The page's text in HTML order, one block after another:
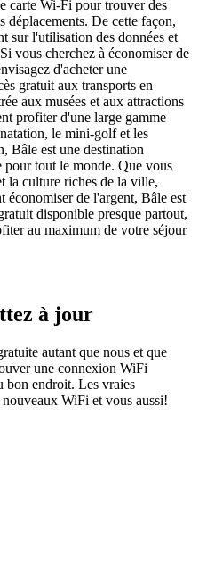
carte Wi-Fi pour trouver des
déplacements. De cette façon,
sur l'utilisation des données et
vous cherchez à économiser de
d'acheter une
gratuit aux transports en
aux musées et aux attractions
profiter d'une large gamme
le mini-golf et les
Bâle est une destination
tout le monde. Que vous
la culture riches de la ville,
économiser de l'argent, Bâle est
disponible presque partout,
au maximum de votre séjour
à jour
autant que nous et que
une connexion WiFi
bon endroit. Les vraies
WiFi et vous aussi!